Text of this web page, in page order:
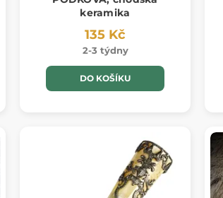
keramika
135 Kč
2-3 týdny
DO KOŠÍKU